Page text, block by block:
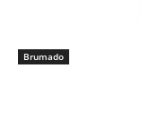
Brumado